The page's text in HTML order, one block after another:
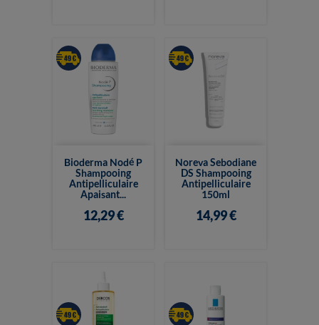
Bioderma Nodé P
Shampooing
Antipelliculaire
Apaisant...
12,29 €
Noreva Sebodiane
DS Shampooing
Antipelliculaire
150ml
14,99 €